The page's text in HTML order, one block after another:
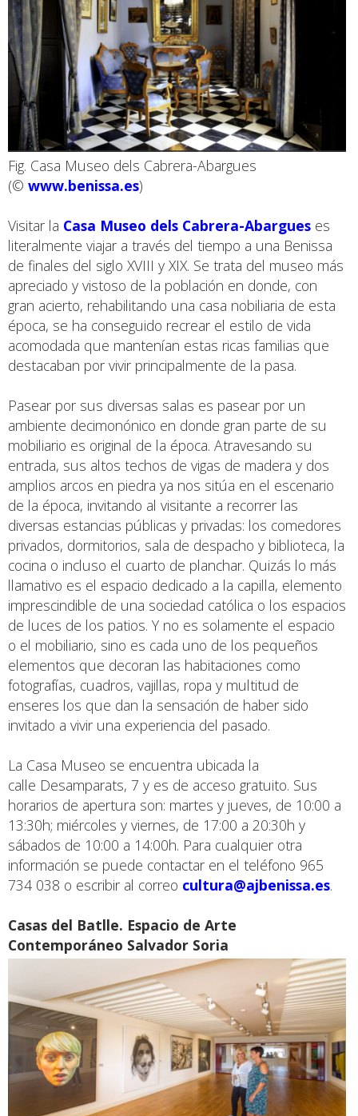
Fig. Casa Museo dels Cabrera-Abargues
(© www.benissa.es)
Visitar la Casa Museo dels Cabrera-Abargues es
literalmente viajar a través del tiempo a una Benissa
de finales del siglo XVIII y XIX. Se trata del museo más
apreciado y vistoso de la población en donde, con
gran acierto, rehabilitando una casa nobiliaria de esta
época, se ha conseguido recrear el estilo de vida
acomodada que mantenían estas ricas familias que
destacaban por vivir principalmente de la pasa.
Pasear por sus diversas salas es pasear por un
ambiente decimonónico en donde gran parte de su
mobiliario es original de la época. Atravesando su
entrada, sus altos techos de vigas de madera y dos
amplios arcos en piedra ya nos sitúa en el escenario
de la época, invitando al visitante a recorrer las
diversas estancias públicas y privadas: los comedores
privados, dormitorios, sala de despacho y biblioteca, la
cocina o incluso el cuarto de planchar. Quizás lo más
llamativo es el espacio dedicado a la capilla, elemento
imprescindible de una sociedad católica o los espacios
de luces de los patios. Y no es solamente el espacio
o el mobiliario, sino es cada uno de los pequeños
elementos que decoran las habitaciones como
fotografías, cuadros, vajillas, ropa y multitud de
enseres los que dan la sensación de haber sido
invitado a vivir una experiencia del pasado.
La Casa Museo se encuentra ubicada la
calle Desamparats, 7 y es de acceso gratuito. Sus
horarios de apertura son: martes y jueves, de 10:00 a
13:30h; miércoles y viernes, de 17:00 a 20:30h y
sábados de 10:00 a 14:00h. Para cualquier otra
información se puede contactar en el teléfono 965
734 038 o escribir al correo cultura@ajbenissa.es.
Casas del Batlle. Espacio de Arte
Contemporáneo Salvador Soria